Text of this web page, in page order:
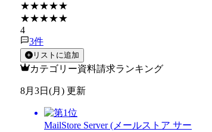
★★★★★
★★★★★
4
3件
リストに追加
カテゴリー資料請求ランキング
8月3日(月) 更新
MailStore Server (メールストア サー